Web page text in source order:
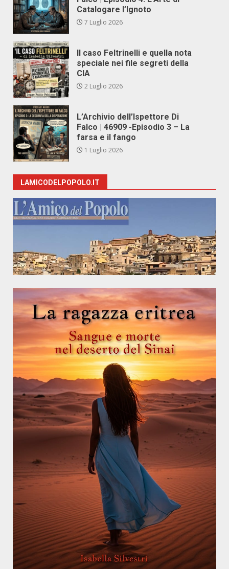
Catalogare l’Ignoto
7 Luglio 2026
Il caso Feltrinelli e quella nota
speciale nei file segreti della
CIA
2 Luglio 2026
L’Archivio dell’Ispettore Di
Falco | 46909 -Episodio 3 – La
farsa e il fango
1 Luglio 2026
LAMICODELPOPOLO.IT